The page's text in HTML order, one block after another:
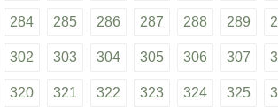
284 285 286 287 288 289
302 303 304 305 306 307
320 321 322 323 324 325